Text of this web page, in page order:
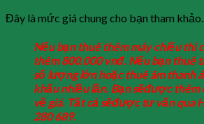
Đây là mức giá chung cho bạn tham khảo.
Nếu bạn thuê thêm máy chiếu thì
thêm 800.000 vnđ. Nếu bạn thuê
sốlượng lớn hoặc thuê âm thanh
khấu nhiều lần. Bạn sẽđược thêm
về giá. Tất cả sẽđược tưvấn qua
280 689.